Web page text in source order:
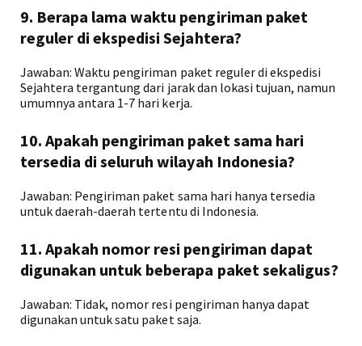
9. Berapa lama waktu pengiriman paket
reguler di ekspedisi Sejahtera?
Jawaban: Waktu pengiriman paket reguler di ekspedisi
Sejahtera tergantung dari jarak dan lokasi tujuan, namun
umumnya antara 1-7 hari kerja.
10. Apakah pengiriman paket sama hari
tersedia di seluruh wilayah Indonesia?
Jawaban: Pengiriman paket sama hari hanya tersedia
untuk daerah-daerah tertentu di Indonesia.
11. Apakah nomor resi pengiriman dapat
digunakan untuk beberapa paket sekaligus?
Jawaban: Tidak, nomor resi pengiriman hanya dapat
digunakan untuk satu paket saja.